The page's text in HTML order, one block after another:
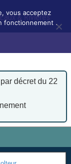
& Rivières
décret du 22
vous acceptez
fonctionnement .